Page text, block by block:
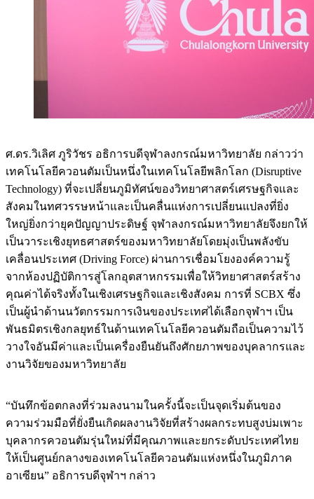
ศ.ดร.วิเลิศ ภูริวัชร อธิการบดีจุฬาลงกรณ์มหาวิทยาลัย กล่าวว่า
เทคโนโลยีควอนตัมเป็นหนึ่งในเทคโนโลยีพลิกโลก (Disruptive
Technology) ที่จะเปลี่ยนภูมิทัศน์ของวิทยาศาสตร์เศรษฐกิจและ
สังคมในทศวรรษหน้าและเป็นคลื่นแห่งการเปลี่ยนแปลงที่ยิ่ง
ใหญ่ยิ่งกว่ายุคปัญญาประดิษฐ์ จุฬาลงกรณ์มหาวิทยาลัยจึงยกให้
เป็นวาระเชิงยุทธศาสตร์ของมหาวิทยาลัยโดยมุ่งเป็นพลังขับ
เคลื่อนประเทศ (Driving Force) ผ่านการเชื่อมโยงองค์ความรู้
จากห้องปฏิบัติการสู่โลกอุตสาหกรรมเพื่อให้วิทยาศาสตร์สร้าง
คุณค่าได้จริงทั้งในเชิงเศรษฐกิจและเชิงสังคม การที่ SCBX ซึ่ง
เป็นผู้นำด้านนวัตกรรมการเงินของประเทศได้เลือกจุฬาฯ เป็น
พันธมิตรเชิงกลยุทธ์ในด้านเทคโนโลยีควอนตัมถือเป็นความไว้
วางใจอันมีค่าและเป็นเครื่องยืนยันถึงศักยภาพของบุคลากรและ
งานวิจัยของมหาวิทยาลัย
“บันทึกข้อตกลงที่ร่วมลงนามในครั้งนี้จะเป็นจุดเริ่มต้นของ
ความร่วมมือที่ยั่งยืนเกิดผลงานวิจัยที่สร้างผลกระทบสูงบ่มเพาะ
บุคลากรควอนตัมรุ่นใหม่ที่มีคุณภาพและยกระดับประเทศไทย
ให้เป็นศูนย์กลางของเทคโนโลยีควอนตัมแห่งหนึ่งในภูมิภาค
อาเซียน” อธิการบดีจุฬาฯ กล่าว